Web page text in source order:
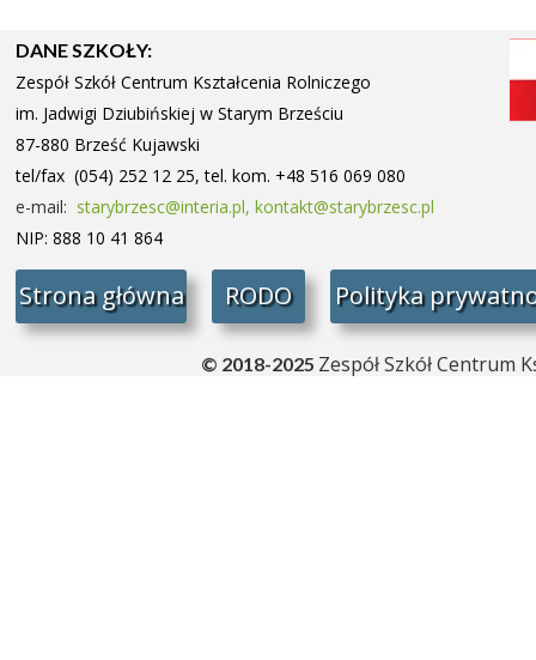
Strona główna Polityka
RODO
DANE SZKOŁY:
Zespół Szkół Centrum Kształcenia Rolniczego
im. Jadwigi Dziubińskiej w Starym Brześciu
87-880 Brześć Kujawski
tel/fax (054) 252 12 25, tel. kom. +48 516 069 080
e-mail: starybrzesc@interia.pl, kontakt@starybrzesc.pl
NIP: 888 10 41 864
© 2018-2025 Zespół Szkół Centrum